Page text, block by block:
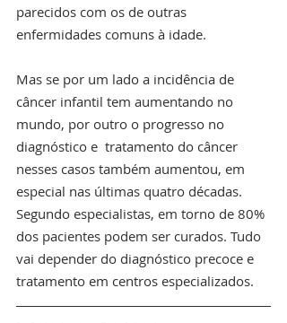
parecidos com os de outras
enfermidades comuns à idade.
Mas se por um lado a incidência de
câncer infantil tem aumentando no
mundo, por outro o progresso no
diagnóstico e  tratamento do câncer
nesses casos também aumentou, em
especial nas últimas quatro décadas.
Segundo especialistas, em torno de 80%
dos pacientes podem ser curados. Tudo
vai depender do diagnóstico precoce e
tratamento em centros especializados.